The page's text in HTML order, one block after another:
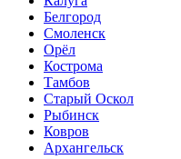
Белгород
Смоленск
Орёл
Кострома
Тамбов
Старый Оскол
Рыбинск
Ковров
Архангельск